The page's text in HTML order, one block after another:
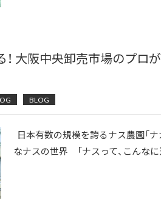
！ 大阪中央卸売市場のプロ
BLOG
日本有数の規模を誇るナス農園「
なナスの世界 「ナスって、こんな